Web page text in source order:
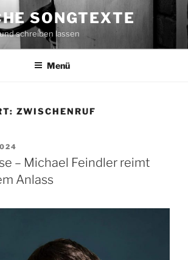
SONGTEXTE
schreiben lassen
Menü
ZWISCHENRUF
– Michael Feindler reimt
Anlass